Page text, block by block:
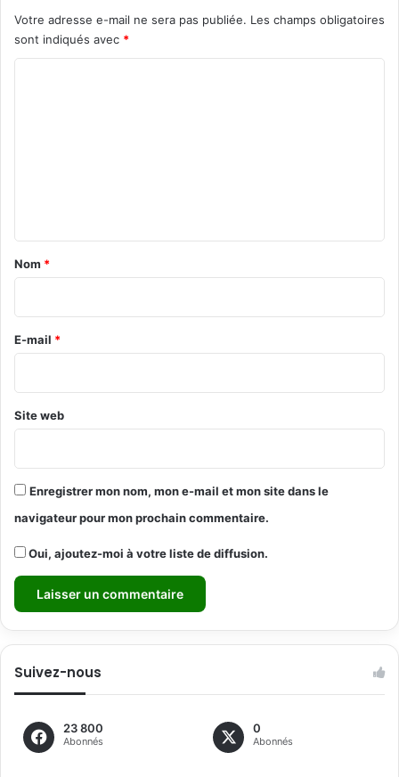
Votre adresse e-mail ne sera pas publiée. Les champs obligatoires
sont indiqués avec *
a
i
r
e
Nom *
E-mail *
Site web
Enregistrer mon nom, mon e-mail et mon site dans le
navigateur pour mon prochain commentaire.
Oui, ajoutez-moi à votre liste de diffusion.
Suivez-nous
23 800
Abonnés
0
Abonnés